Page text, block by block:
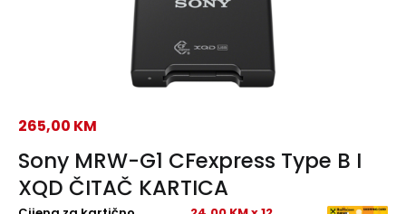
Sony MRW-G1 CFexpress Type B I
XQD ČITAČ KARTICA
265,00 KM